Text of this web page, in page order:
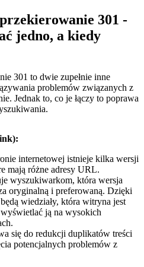
301 -
jedno, a kiedy
301 to dwie zupełnie inne
problemów związanych z
Jednak to, co je łączy to poprawa
internetowej istnieje kilka wersji
mają różne adresy URL.
wyszukiwarkom, która wersja
oryginalną i preferowaną. Dzięki
wiedziały, która witryna jest
ją na wysokich
się do redukcji duplikatów treści
potencjalnych problemów z